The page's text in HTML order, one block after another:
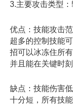
3.主要攻击类型：
优点：技能攻击
超多的控制技能
招可以冰冻住所
并且能在关键时
缺点：技能伤害
十分短，所有技